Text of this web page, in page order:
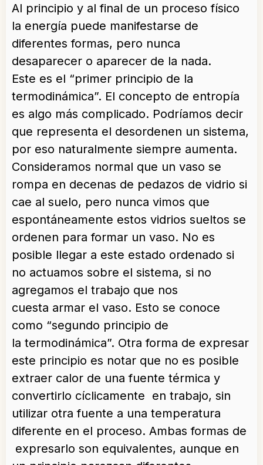
Al principio y al final de un proceso físico
la energía puede manifestarse de
diferentes formas, pero nunca
desaparecer o aparecer de la nada.
Este es el “primer principio de la
termodinámica”. El concepto de entropía
es algo más complicado. Podríamos decir
que representa el desordenen un sistema,
por eso naturalmente siempre aumenta.
Consideramos normal que un vaso se
rompa en decenas de pedazos de vidrio si
cae al suelo, pero nunca vimos que
espontáneamente estos vidrios sueltos se
ordenen para formar un vaso. No es
posible llegar a este estado ordenado si
no actuamos sobre el sistema, si no
agregamos el trabajo que nos
cuesta armar el vaso. Esto se conoce
como “segundo principio de
la termodinámica”. Otra forma de expresar
este principio es notar que no es posible
extraer calor de una fuente térmica y
convertirlo cíclicamente en trabajo, sin
utilizar otra fuente a una temperatura
diferente en el proceso. Ambas formas de
expresarlo son equivalentes, aunque en